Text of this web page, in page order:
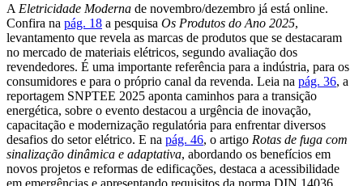
A Eletricidade Moderna de novembro/dezembro já está online.
Confira na pág. 18 a pesquisa Os Produtos do Ano 2025,
levantamento que revela as marcas de produtos que se destacaram
no mercado de materiais elétricos, segundo avaliação dos
revendedores. É uma importante referência para a indústria, para os
consumidores e para o próprio canal da revenda. Leia na pág. 36, a
reportagem SNPTEE 2025 aponta caminhos para a transição
energética, sobre o evento destacou a urgência de inovação,
capacitação e modernização regulatória para enfrentar diversos
desafios do setor elétrico. E na pág. 46, o artigo Rotas de fuga com
sinalização dinâmica e adaptativa, abordando os benefícios em
novos projetos e reformas de edificações, destaca a acessibilidade
em emergências e apresentando requisitos da norma DIN 14036.